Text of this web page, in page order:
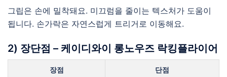
그립은 손에 밀착돼요. 미끄럼을 줄이는 텍스처가 도움이
됩니다. 손가락은 자연스럽게 트리거로 이동해요.
2) 장단점 – 케이디와이 롱노우즈 락킹플라이어
장점 단점